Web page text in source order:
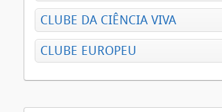
CLUBE DA CIÊNCIA VIVA
CLUBE EUROPEU